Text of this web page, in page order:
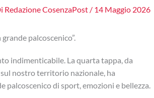
Redazione CosenzaPost / 14 Maggio 2026
palcoscenico”.
indimenticabile. La quarta tappa, da
nostro territorio nazionale, ha
palcoscenico di sport, emozioni e bellezza.